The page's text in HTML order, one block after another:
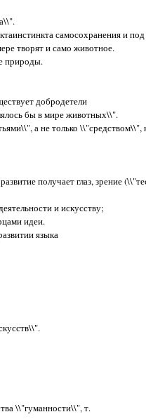
самосохранения и
творят и само животное.
природы.
добродетели
бы в мире животных\\".
а не только \\"средством\\",
получает глаз, зрение
и искусству;
идеи.
языка
\\"гуманности\\", т.